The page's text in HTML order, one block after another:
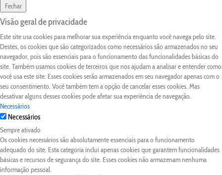
Fechar
Visão geral de privacidade
Este site usa cookies para melhorar sua experiência enquanto você navega pelo site.
Destes, os cookies que são categorizados como necessários são armazenados no seu
navegador, pois são essenciais para o funcionamento das funcionalidades básicas do
site. Também usamos cookies de terceiros que nos ajudam a analisar e entender como
você usa este site. Esses cookies serão armazenados em seu navegador apenas com o
seu consentimento. Você também tem a opção de cancelar esses cookies. Mas
desativar alguns desses cookies pode afetar sua experiência de navegação.
Necessários
Necessários
Sempre ativado
Os cookies necessários são absolutamente essenciais para o funcionamento
adequado do site. Esta categoria inclui apenas cookies que garantem funcionalidades
básicas e recursos de segurança do site. Esses cookies não armazenam nenhuma
informação pessoal.